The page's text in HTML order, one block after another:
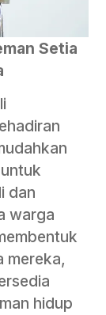
Setia
dan
warga
mereka,
hidup